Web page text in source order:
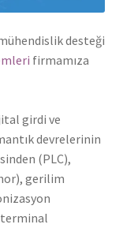
desteği
firmamıza
girdi ve
devrelerinin
(PLC),
gerilim
terminal